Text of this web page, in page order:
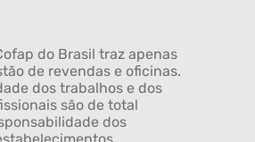
do Brasil traz apenas
de revendas e oficinas.
dos trabalhos e dos
são de total
dos